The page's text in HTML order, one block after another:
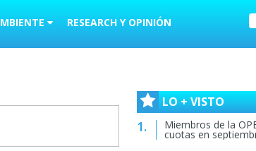
RESEARCH Y OPINIÓN
LO + VISTO
Miembros de la
cuotas en